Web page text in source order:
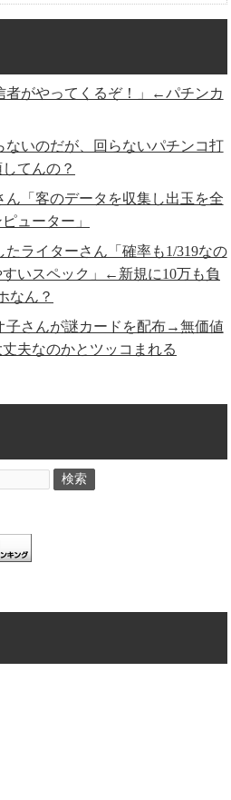
者がやってくるぞ！」←パチンカ
ないのだが、回らないパチンコ打
てんの？
ん「客のデータを収集し出玉を全
ューター」
ライターさん「確率も1/319なの
いスペック」←新規に10万も負
なん？
子さんが謎カードを配布→無価値
夫なのかとツッコまれる
検索